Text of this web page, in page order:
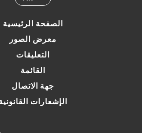
الصفحة الرئيسية
معرض الصور
التعليقات
القائمة
جهة الاتصال
الإشعارات